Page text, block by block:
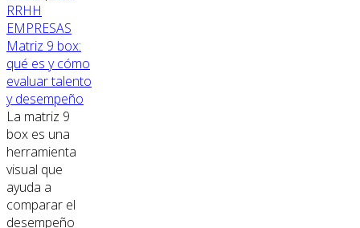
RRHH
EMPRESAS
Matriz 9 box:
qué es y cómo
evaluar talento
y desempeño
La matriz 9
box es una
herramienta
visual que
ayuda a
comparar el
desempeño